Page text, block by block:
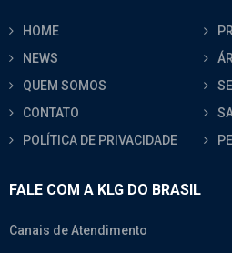
HOME
NEWS
QUEM SOMOS
CONTATO
POLÍTICA DE PRIVACIDADE
FALE COM A KLG DO BRASIL
Canais de Atendimento